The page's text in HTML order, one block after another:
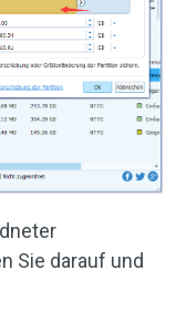
Sie darauf und